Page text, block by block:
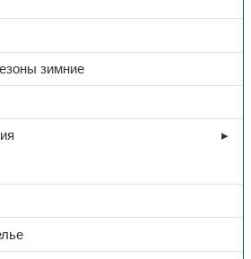
зимние